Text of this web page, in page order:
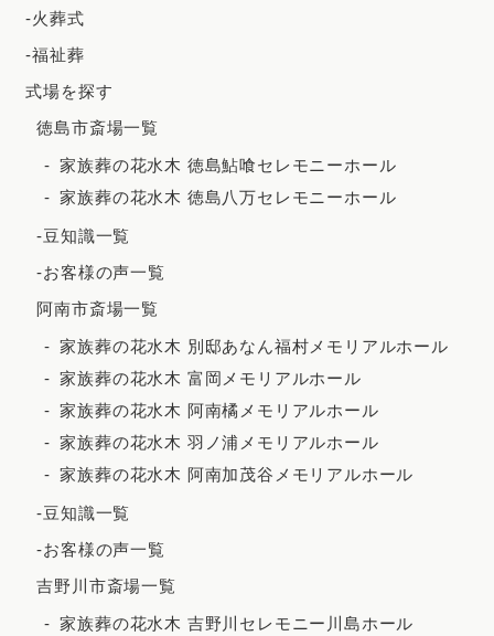
2023年12月
2023年11月
2023年10月
2023年9月
2023年8月
2023年7月
2023年6月
2023年3月
2023年2月
2023年1月
2022年12月
2022年11月
-火葬式
-福祉葬
式場を探す
徳島市斎場一覧
家族葬の花水木 徳島鮎喰セレモニーホール
家族葬の花水木 徳島八万セレモニーホール
-豆知識一覧
-お客様の声一覧
阿南市斎場一覧
家族葬の花水木 別邸あなん福村メモリアルホール
家族葬の花水木 富岡メモリアルホール
家族葬の花水木 阿南橘メモリアルホール
家族葬の花水木 羽ノ浦メモリアルホール
家族葬の花水木 阿南加茂谷メモリアルホール
-豆知識一覧
-お客様の声一覧
吉野川市斎場一覧
家族葬の花水木 吉野川セレモニー川島ホール